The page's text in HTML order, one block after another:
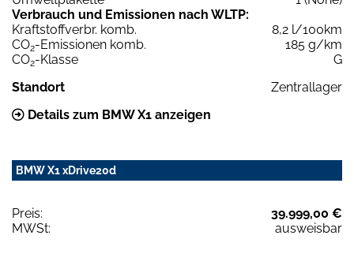
Verbrauch und Emissionen nach WLTP:
Kraftstoffverbr. komb.
8,2 l/100km
CO2-Emissionen komb.
185 g/km
CO2-Klasse
G
Standort
Zentrallager
Details zum BMW X1 anzeigen
BMW X1 xDrive20d
Preis:
39.999,00 €
MWSt:
ausweisbar